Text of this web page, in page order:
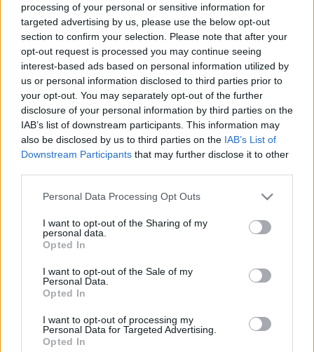
processing of your personal or sensitive information for
targeted advertising by us, please use the below opt-out
section to confirm your selection. Please note that after your
opt-out request is processed you may continue seeing
interest-based ads based on personal information utilized by
us or personal information disclosed to third parties prior to
your opt-out. You may separately opt-out of the further
disclosure of your personal information by third parties on the
IAB’s list of downstream participants. This information may
also be disclosed by us to third parties on the IAB’s List of
Downstream Participants that may further disclose it to other
Please note that this website/app uses one or more Google
not limited to your visit or usage behaviour. You may click to
grant or deny consent to Google and its third-party tags to
use your data for below specified purposes in below Google
consent section.
Personal Data Processing Opt Outs
I want to opt-out of the Sharing of my
personal data.
Opted In
I want to opt-out of the Sale of my
Personal Data.
Opted In
I want to opt-out of processing my
Personal Data for Targeted Advertising.
Opted In
LEGFRISSEBB
Országos hírek
Megérkezett az eső a Duna vízgyűjtőjére
Aktuális
Paks II.: Mit jelent az 5. blokk új
árnyékában?
másodfokúra csökken a riasztás